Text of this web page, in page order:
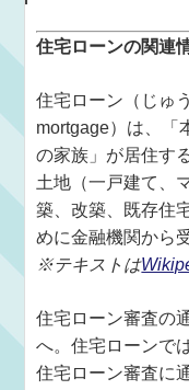
住宅ローンの関連
住宅ローン（じゅ
mortgage）は、「
の家族」が居住す
土地（一戸建て、
築、改築、既存住
めに金融機関から
※テキストは
住宅ローン審査の
へ。住宅ローンで
住宅ローン審査に